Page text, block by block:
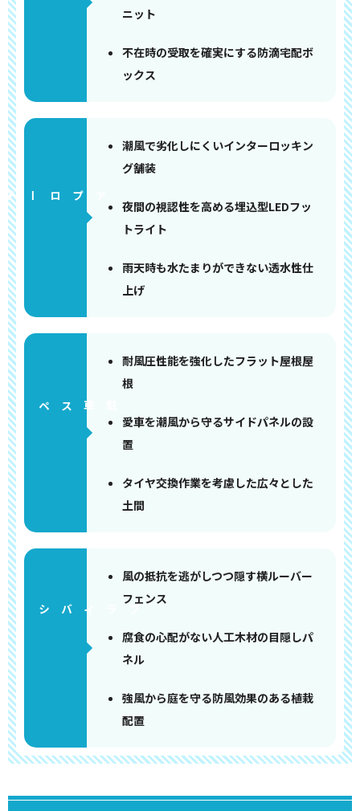
ニット
不在時の受取を確実にする防滴宅配ボ
ックス
アプローチ
潮風で劣化しにくいインターロッキン
グ舗装
夜間の視認性を高める埋込型LEDフッ
トライト
雨天時も水たまりができない透水性仕
上げ
耐風圧性能を強化したフラット屋根屋
根
愛車を潮風から守るサイドパネルの設
置
タイヤ交換作業を考慮した広々とした
土間
風の抵抗を逃がしつつ隠す横ルーバー
フェンス
腐食の心配がない人工木材の目隠しパ
ネル
強風から庭を守る防風効果のある植栽
配置